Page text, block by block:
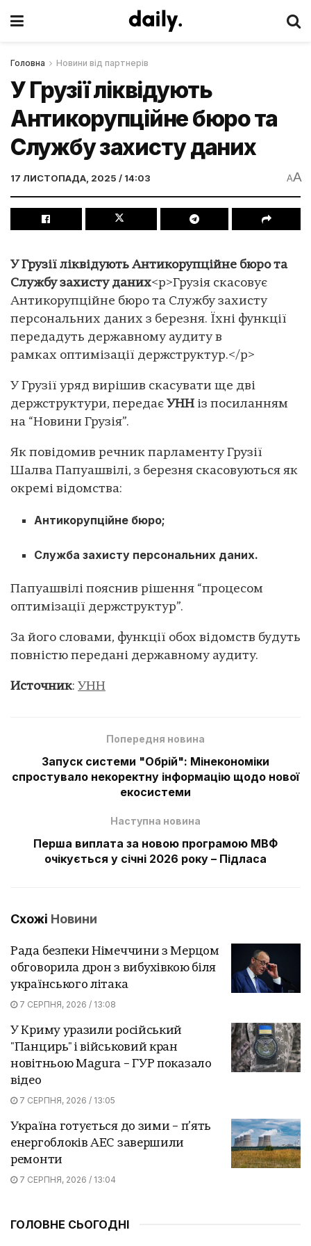
Головна Новини від партнерів
У Грузії ліквідують
Антикорупційне бюро та
Службу захисту даних
17 ЛИСТОПАДА, 2025 / 14:03 AA
У Грузії ліквідують Антикорупційне бюро та
Службу захисту даних<p>Грузія скасовує
Антикорупційне бюро та Службу захисту
персональних даних з березня. Їхні функції
передадуть державному аудиту в
рамках оптимізації держструктур.</p>
У Грузії уряд вирішив скасувати ще дві
держструктури, передає УНН із посиланням
на “Новини Грузія”.
Як повідомив речник парламенту Грузії
Шалва Папуашвілі, з березня скасовуються як
окремі відомства:
Антикорупційне бюро;
Служба захисту персональних даних.
Папуашвілі пояснив рішення “процесом
оптимізації держструктур”.
За його словами, функції обох відомств будуть
повністю передані державному аудиту.
Источник: УНН
Попередня новина
Запуск системи "Обрій": Мінекономіки
спростувало некоректну інформацію щодо нової
екосистеми
Наступна новина
Перша виплата за новою програмою МВФ
очікується у січні 2026 року – Підласа
Схожі Новини
Рада безпеки Німеччини з Мерцом
обговорила дрон з вибухівкою біля
українського літака
7 СЕРПНЯ, 2026 / 13:08
У Криму уразили російський
"Панцирь" і військовий кран
новітньою Magura – ГУР показало
відео
7 СЕРПНЯ, 2026 / 13:05
Україна готується до зими – п’ять
енергоблоків АЕС завершили
ремонти
7 СЕРПНЯ, 2026 / 13:04
ГОЛОВНЕ СЬОГОДНІ